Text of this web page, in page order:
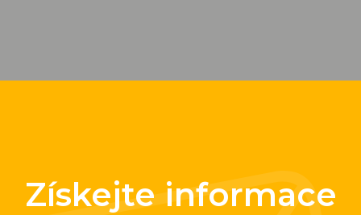
Získejte informace